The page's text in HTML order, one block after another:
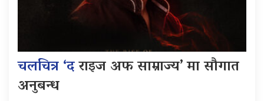
चलचित्र ‘दराइज अफ साम्राज्य’ मा सौगात
अनुबन्ध